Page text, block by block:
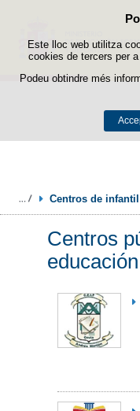
Este lloc web utilitza
cookies de tercers per
Podeu obtindre més
Centros de
Centros